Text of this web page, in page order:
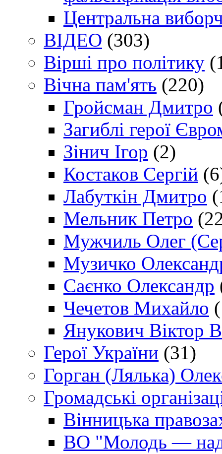
Центральна
ВІДЕО (303)
Вірші про політику
Вічна пам'ять (220)
Гройсман Дмитро
Загиблі герої
Зінич Ігор (2)
Костаков Сергій
Лабуткін Дмитро
Мельник Петро
Мужчиль Олег
Музичко
Саєнко Олександр
Чечетов Михайло
Янукович Віктор
Герої України (31)
Горган (Лялька)
Громадські
Вінницька
ВО "Молодь —